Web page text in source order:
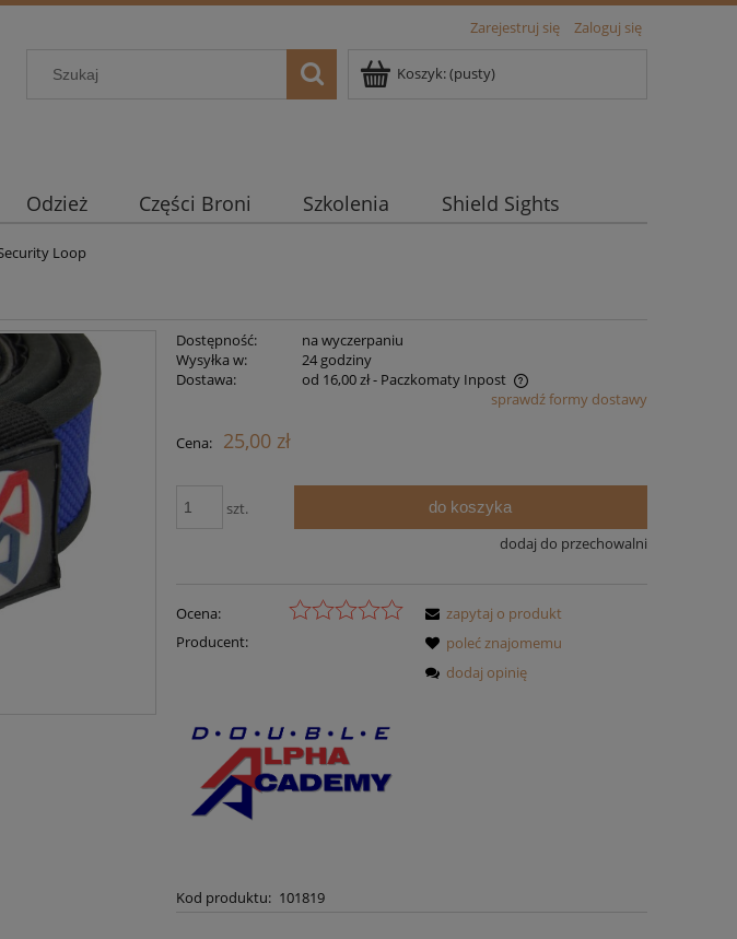
Zarejestruj się Zaloguj się
Koszyk:(pusty)
Odzież Części Broni Szkolenia Shield Sights
Loop
Dostępność:
na wyczerpaniu
Wysyłka w:
24 godziny
Dostawa:
od 16,00 zł- Paczkomaty Inpost
płatności
sprawdź formy dostawy
Cena: 25,00 zł
szt. do koszyka
dodaj do przechowalni
Ocena:
Producent:
Kod produktu: 101819
zapytaj o produkt
poleć znajomemu
dodaj opinię